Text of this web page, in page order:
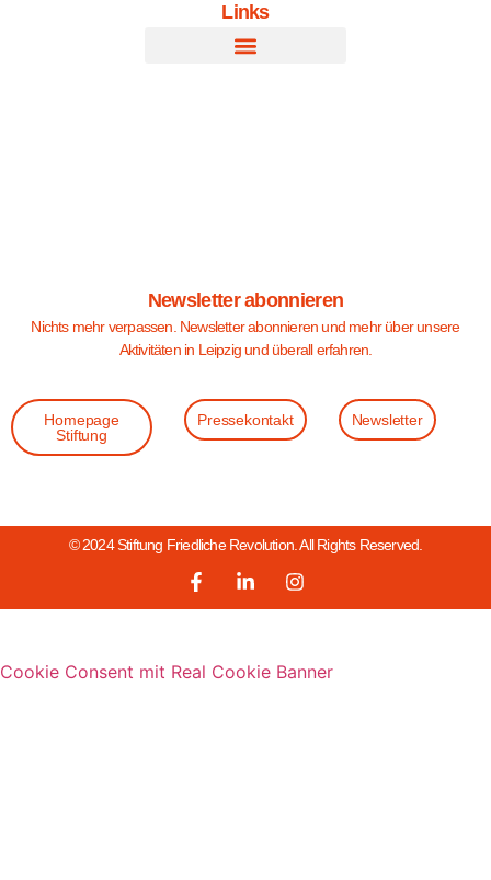
Links
Newsletter abonnieren
Nichts mehr verpassen. Newsletter abonnieren und mehr über unsere
Aktivitäten in Leipzig und überall erfahren.
Homepage
Stiftung
Pressekontakt Newsletter
© 2024 Stiftung Friedliche Revolution. All Rights Reserved.
Cookie Consent mit Real Cookie Banner